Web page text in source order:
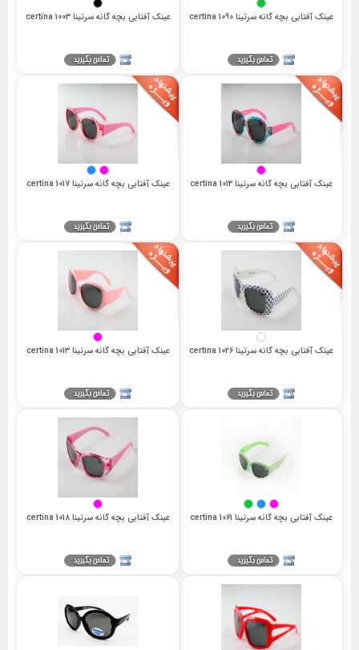
عینک آفتابی بچه گانه سرتینا 1090 certina عینک آفتابی بچه گانه سرتینا 1003 certina
عینک آفتابی بچه گانه سرتینا 1014 certina عینک آفتابی بچه گانه سرتینا 1017 certina
عینک آفتابی بچه گانه سرتینا 1026 certina عینک آفتابی بچه گانه سرتینا 1013 certina
عینک آفتابی بچه گانه سرتینا 1061 certina عینک آفتابی بچه گانه سرتینا 1018 certina